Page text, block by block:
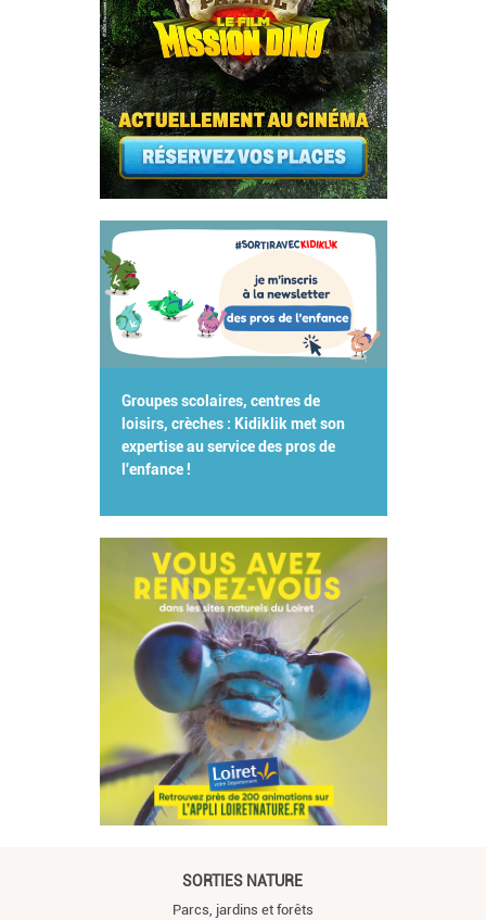
Groupes scolaires, centres de
loisirs, crèches : Kidiklik met son
expertise au service des pros de
l'enfance !
SORTIES NATURE
Parcs, jardins et forêts